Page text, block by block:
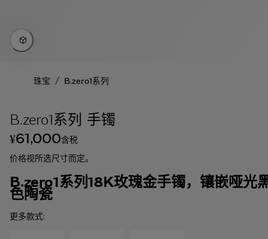
珠宝 / B.zero1系列
B.zero1系列 手镯
¥61,000含税
价格视所选尺寸而定。
B.zero1系列18K玫瑰金手镯，镶嵌哑光
色陶瓷
更多款式: